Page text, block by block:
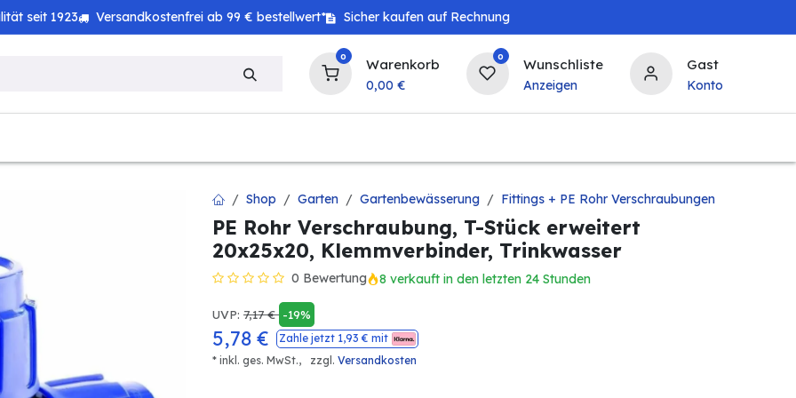
seit 1923 Versandkostenfrei ab 99 € bestellwert* Sicher kaufen auf Rechnung
0 Warenkorb
0,00 €
0 Wunschliste
Anzeigen
Gast
Konto
Shop Garten Gartenbewässerung Fittings + PE Rohr Verschraubungen
PE Rohr Verschraubung, T-Stück erweitert
20x25x20, Klemmverbinder, Trinkwasser
0 Bewertung 8 verkauft in den letzten 24 Stunden
UVP: 7,17€ -19%
5,78 € Zahle jetzt 1,93 € mit
* inkl. ges. MwSt.,
zzgl. Versandkosten